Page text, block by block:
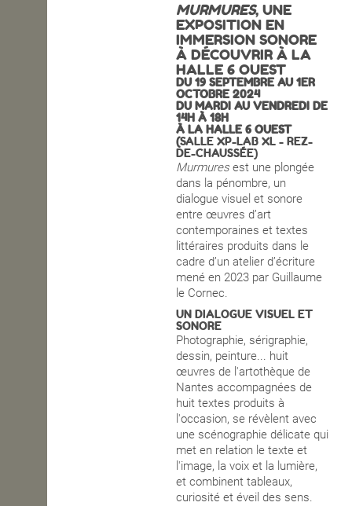
MURMURES, UNE
EXPOSITION EN
IMMERSION SONORE
À DÉCOUVRIR À LA
HALLE 6 OUEST
DU 19 SEPTEMBRE AU 1ER
OCTOBRE 2024
DU MARDI AU VENDREDI DE
14H À 18H
À LA HALLE 6 OUEST
(SALLE XP-LAB XL - REZ-
DE-CHAUSSÉE)
Murmuresest une plongée
dans la pénombre, un
dialogue visuel et sonore
entre œuvres d’art
contemporaines et textes
littéraires produits dans le
cadre d’un atelier d’écriture
mené en 2023 par Guillaume
le Cornec.
UN DIALOGUE VISUEL ET
SONORE
Photographie, sérigraphie,
dessin, peinture... huit
œuvres de l'artothèque de
Nantes accompagnées de
huit textes produits à
l'occasion, se révèlent avec
une scénographie délicate qui
met en relation le texte et
l'image, la voix et la lumière,
et combinent tableaux,
curiosité et éveil des sens.